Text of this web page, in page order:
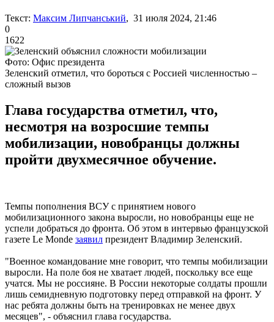
Текст: Максим Липчанський, 31 июля 2024, 21:46
0
1622
Фото: Офис президента
Зеленский отметил, что бороться с Россией численностью –
сложный вызов
Глава государства отметил, что,
несмотря на возросшие темпы
мобилизации, новобранцы должны
пройти двухмесячное обучение.
Темпы пополнения ВСУ с принятием нового
мобилизационного закона выросли, но новобранцы еще не
успели добраться до фронта. Об этом в интервью французской
газете Le Monde заявил президент Владимир Зеленский.
"Военное командование мне говорит, что темпы мобилизации
выросли. На поле боя не хватает людей, поскольку все еще
учатся. Мы не россияне. В России некоторые солдаты прошли
лишь семидневную подготовку перед отправкой на фронт. У
нас ребята должны быть на тренировках не менее двух
месяцев", - объяснил глава государства.